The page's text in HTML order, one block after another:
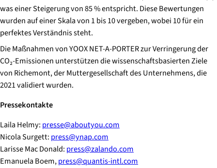
was einer Steigerung von 85 % entspricht. Diese Bewertungen
wurden auf einer Skala von 1 bis 10 vergeben, wobei 10 für ein
perfektes Verständnis steht.
Die Maßnahmen von YOOX NET-A-PORTER zur Verringerung der
CO₂-Emissionen unterstützen die wissenschaftsbasierten Ziele
von Richemont, der Muttergesellschaft des Unternehmens, die
2021 validiert wurden.
Pressekontakte
Laila Helmy: presse@aboutyou.com
Nicola Surgett: press@ynap.com
Larisse Mac Donald: press@zalando.com
Emanuela Boem,press@quantis-intl.com